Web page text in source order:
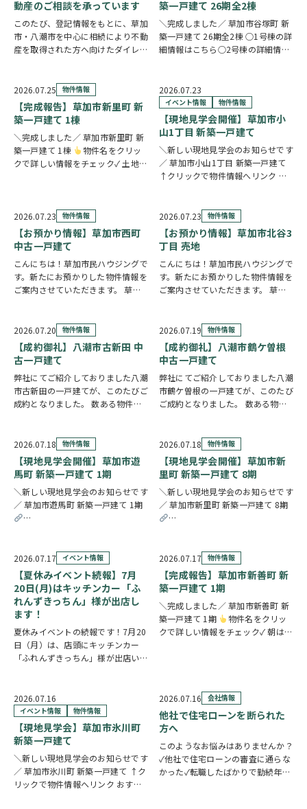
動産のご相談を承っています
このたび、登記情報をもとに、草加
市・八潮市を中心に相続により不動
産を取得された方へ向けたダイレク
のまま所有していてもいいの？」
「売却した方がいいのかわからな
い」「空き家の管理や…
築一戸建て 26期全2棟
＼完成しました／ 草加市谷塚町 新
築一戸建て 26期全2棟 ○1号棟の詳
細情報はこちら○2号棟の詳細情報
に、豊富な収納と暮らしに役立つ便
利な設備が毎日の暮らしを快適にサ
ポー…
2026.07.25 物件情報
【完成報告】草加市新里町 新
築一戸建て 1棟
＼完成しました／ 草加市新里町 新
築一戸建て 1棟
物件名をクリッ
クで詳しい情報をチェック✓ 土地
得し、毎日の快適さと省エネ性能を
両立しまし…
2026.07.23
イベント情報 物件情報
【現地見学会開催】草加市小
山1丁目 新築一戸建て
＼新しい現地見学会のお知らせです
／ 草加市小山1丁目 新築一戸建て
↑クリックで物件情報へリンク お
LDKは15帖以上の開放的な空間で
す。リビングの様子を見守りながら
料理が作れる…
2026.07.23 物件情報
【お預かり情報】草加市西町
中古一戸建て
こんにちは！草加市民ハウジングで
す。新たにお預かりした物件情報を
ご案内させていただきます。 草加
全居室が南向きのため、明るい陽射
しが心地よく差し込む住まいです。
全居室6帖以上…
2026.07.23 物件情報
【お預かり情報】草加市北谷3
丁目 売地
こんにちは！草加市民ハウジングで
す。新たにお預かりした物件情報を
ご案内させていただきます。 草加
め、お好きな建築会社を自由にお選
びいただけます。43.51坪の広々と
した敷地を…
2026.07.20 物件情報
【成約御礼】八潮市古新田 中
古一戸建て
弊社にてご紹介しておりました八潮
市古新田の一戸建てが、このたびご
成約となりました。 数ある物件の
とても嬉しく思っております。 販
売期間中はたくさんのお問い合わせ
やご内覧をいただ…
2026.07.19 物件情報
【成約御礼】八潮市鶴ケ曽根
中古一戸建て
弊社にてご紹介しておりました八潮
市鶴ケ曽根の一戸建てが、このたび
ご成約となりました。 数ある物件
同とても嬉しく思っております。
販売期間中はたくさんのお問い合わ
せやご内覧をいた…
2026.07.18 物件情報
【現地見学会開催】草加市遊
馬町 新築一戸建て 1期
＼新しい現地見学会のお知らせです
／ 草加市遊馬町 新築一戸建て 1期
2026.07.18 物件情報
【現地見学会開催】草加市新
里町 新築一戸建て 8期
＼新しい現地見学会のお知らせです
／ 草加市新里町 新築一戸建て 8期
2026.07.17 イベント情報
【夏休みイベント続報】7月
20日(月)はキッチンカー「ふ
れんずきっちん」様が出店し
ます！
夏休みイベントの続報です！7月20
日（月）は、店頭にキッチンカー
「ふれんずきっちん」様が出店いた
をご用意しておりますので、ご家族
皆さまでぜひお立ち寄りください。
【販売メニュー…
2026.07.17 物件情報
【完成報告】草加市新善町 新
築一戸建て 1期
＼完成しました／ 草加市新善町 新
築一戸建て 1期
物件名をクリッ
クで詳しい情報をチェック✓ 朝は南
キッ…
2026.07.16
イベント情報 物件情報
【現地見学会】草加市氷川町
新築一戸建て
＼新しい現地見学会のお知らせです
／ 草加市氷川町 新築一戸建て ↑ク
リックで物件情報へリンク おすす
2026.07.16 会社情報
他社で住宅ローンを断られた
方へ
このようなお悩みはありませんか？
✓他社で住宅ローンの審査に通らな
かった✓転職したばかりで勤続年数